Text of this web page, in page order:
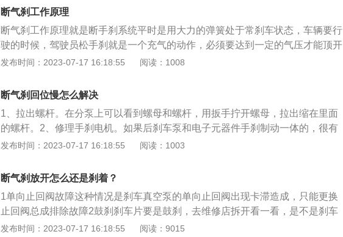
3.油路中有气阻或工作缸磨损会造成踏板不回位，对于前者，要定期更换传动
油，并将系统中的空气排出，而对于后者，更换新的部件即可。4.离合器踏板弹
簧回位力不足：随着使用工作年限的增长，回位弹簧就会有弹力衰减、失效等现
象。现象是离合踩下去的时候也毫无压力。这种状况的话，离合器踏板不回位并
空气：就会引起离合器不回位的状况。更换离合器油，并且把离合器油管中的气
体排出。6.离合器踏板行程太大：调整离合器踏板行程。不是缺油引起的。假如
是缺油，现象是离合器分离不好或不分离，不可能踩下去不回位。检查回位弹簧
是否故障导致的。7.离合器油泵回油孔堵塞：出现这种情况多是因为离合器油本
身质量有问题，杂质太多，影响了卡死现象。判断方法是打开发动机罩，检测离
化，矩形橡胶密封圈老化或者膨胀，就会出现回压困难的情况，这种就必须要及
时更换矩形橡胶密封圈。碟刹主要是利用活塞压紧制动盘后产生的摩擦力而做出
的制动反应。在轮胎处安装好制动盘，摩擦表面而做出制动。刹车在行驶车辆中
保养，及时更换老化零部件。
重要的系统，这个系统关乎到行驶安全性。大卡车，大货车，半挂车都是气刹
的。普通气刹制动系统由制动操纵机构、双回路制动机构、中央盘式制动机构、
制动器、空压机等组成。其中制动操纵机构包括制动踏板、踏板吊挂等。双回路
制动机构包括储气筒、制动阀、低压报警器、气压调节器、制动管、换向阀、继
动阀、安全阀、放水阀。中央盘式制动机构包括驻车制动操纵手柄、制动拉索、
断气刹工作原理
断气刹工作原理就是断手刹系统平时是用大力的弹簧处于常刹车状态，车辆要行
驶的时候，驾驶员松手刹就是一个充气的动作，必须要达到一定的气压才能顶开
弹簧，也就是把手刹松掉，才能行驶。常规刹车是手刹锁住传动轴，脚刹时由压
机构、中央盘式制动机构、制动器、空压机等组成。其中制动操纵机构包括制动
踏板、踏板吊挂等；中央盘式制动机构包括驻车制动操纵手柄、制动拉索、中央
盘式制动器。断气刹的方式大多用在中大型车的手刹系统．这种车的手刹系统平
时是用大力的弹簧处于常刹车状态，在手刹或传动轴机械故障时，手刹失灵；在
气泵、管路、储气筒、制动阀任何一个部位故障时，脚刹失灵。而断气刹车就可
发布时间：2023-07-17 16:18:55 阅读：1008
断气刹回位慢怎么解决
1、拉出螺杆。在分泵上可以看到螺母和螺杆，用扳手拧开螺母，拉出缩在里面
的螺杆。2、修理手刹电机。如果后刹车泵和电子元器件手刹制动一体的，很有
可能是手刹电机损坏，需要修理手刹电机。3、修理刹车分泵。如果是刹车分泵
安装弹簧。检查刹车踏板上的回位弹簧是否脱落，重新安装回位弹簧。5、补充
刹车油。刹车油不足也会导致断气刹回位不完全，需要及时检查刹车油，及时更
换和补充。6、去4s店维修。制动泵压力过低也会出现这种情况，需要去4s店找
专业人员进行检查和修理。断气刹由制动操纵机构、制动器、空压机等组成，应
用于中大型车的手刹系统，弹簧处于常刹车状态，在车辆行驶时，驾驶员松手开
发布时间：2023-07-17 16:18:55 阅读：1003
断气刹放开怎么还是刹着？
1单向止回阀故障这种情况是刹车真空泵的单向止回阀出现卡滞造成，只能更换
止回阀总成排除故障2鼓刹刹车片要是鼓刹，去维修店拆开看一看，是不是刹车
片磨损。
发布时间：2023-07-17 16:18:55 阅读：9015